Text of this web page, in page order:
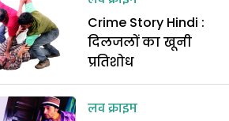
Crime Story Hindi :
दिलजलों का खूनी
प्रतिशोध
लव क्राइम